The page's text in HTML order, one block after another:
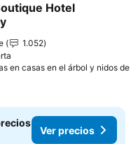
a favoritos
Hotel
1.052
en casas en el árbol y nidos de
Ver precios